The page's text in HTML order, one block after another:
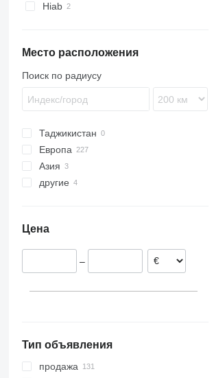
Hiab
Место расположения
Поиск по радиусу
Таджикистан
Европа
Великобритания
Италия
Польша
Азия
Япония
другие
Цена
–
Тип объявления
продажа